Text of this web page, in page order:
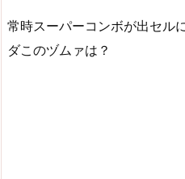
常時スーパーコンボが出セル
ダこのヅムァは？